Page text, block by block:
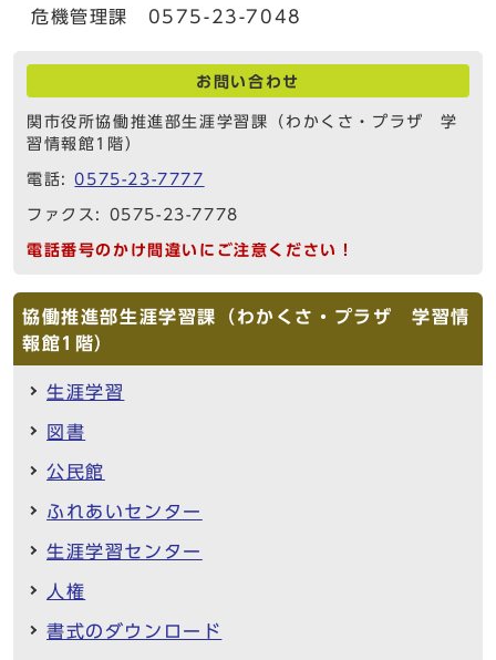
危機管理課 0575-23-7048
お問い合わせ
関市役所協働推進部生涯学習課（わかくさ・プラザ 学
習情報館1階）
電話:0575-23-7777
ファクス: 0575-23-7778
電話番号のかけ間違いにご注意ください！
協働推進部生涯学習課（わかくさ・プラザ 学習情
報館1階）
生涯学習
図書
公民館
ふれあいセンター
生涯学習センター
人権
書式のダウンロード